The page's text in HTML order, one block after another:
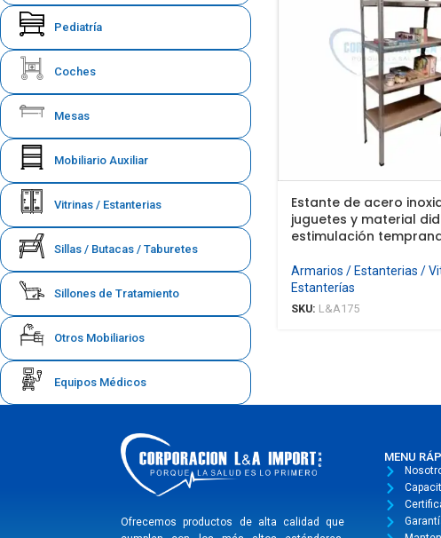
Pediatría
Coches
Mesas
Mobiliario Auxiliar
Vitrinas / Estanterias
Sillas / Butacas / Taburetes
Sillones de Tratamiento
Otros Mobiliarios
Equipos Médicos
Estante de acero
juguetes y material
estimulación
Armarios / Estanterias /
Estanterías
SKU: L&A175
Ofrecemos productos de alta calidad que
MENU